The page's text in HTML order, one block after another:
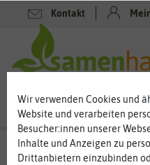
Kontakt
Keimsprossen-
Filter
Wir verwenden Cookies und
Website und verarbeiten
Besucher:innen unserer
Inhalte und Anzeigen zu
Drittanbietern einzubinden